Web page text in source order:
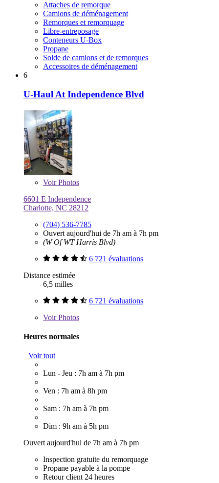
Attaches de remorque
Camions de déménagement
Remorques et remorquage
Libre-entreposage
Conteneurs U-Box
Propane
Solde de camions et de remorques
Accessoires de déménagement
6
U-Haul At Independence Blvd
VoirPhotos
6601 E Independence
Charlotte, NC 28212
(704) 536-7785
Ouvert aujourd'hui de 7h am à 7h pm
(W Of WT Harris Blvd)
6 721 évaluations
Distance estimée
6,5 milles
6 721 évaluations
VoirPhotos
Heures normales
Voir tout
Lun - Jeu : 7h am à 7h pm
Ven : 7h am à 8h pm
Sam : 7h am à 7h pm
Dim : 9h am à 5h pm
Ouvert aujourd'hui de 7h am à 7h pm
Inspection gratuite du remorquage
Propane payable à la pompe
Retour client 24 heures